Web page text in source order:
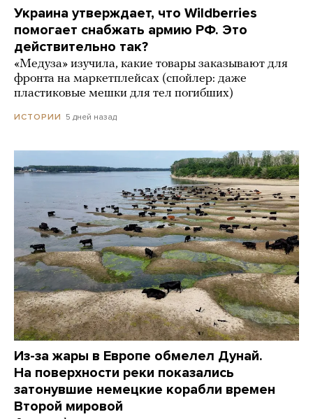
Украина утверждает, что Wildberries
помогает снабжать армию РФ. Это
действительно так?
«Медуза» изучила, какие товары заказывают для
фронта на маркетплейсах (спойлер: даже
пластиковые мешки для тел погибших)
ИСТОРИИ 5 дней назад
Из-за жары в Европе обмелел Дунай.
На поверхности реки показались
затонувшие немецкие корабли времен
Второй мировой